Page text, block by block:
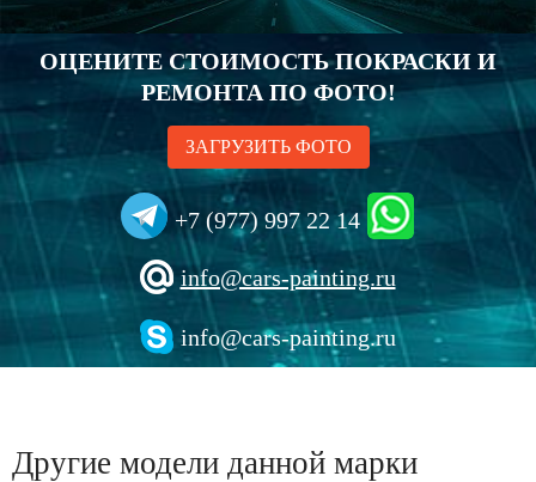
ОЦЕНИТЕ СТОИМОСТЬ ПОКРАСКИ И
РЕМОНТА ПО ФОТО!
ЗАГРУЗИТЬ ФОТО
+7 (977) 997 22 14
info@cars-painting.ru
info@cars-painting.ru
Другие модели данной марки